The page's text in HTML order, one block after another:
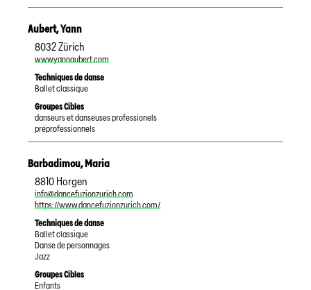
Aubert,Yann
8032Zürich
www.yannaubert.com
Techniques de danse
Ballet classique
Groupes Cibles
danseurs et danseuses professionels
préprofessionnels
Barbadimou,Maria
8810 Horgen
info@dancefuzionzurich.com
https://www.dancefuzionzurich.com/
Techniques de danse
Ballet classique
Danse de personnages
Jazz
Groupes Cibles
Enfants